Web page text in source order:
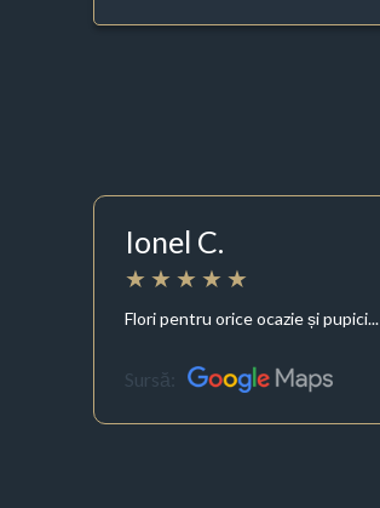
Ionel C.
Flori pentru orice ocazie și pupici...
Sursă: